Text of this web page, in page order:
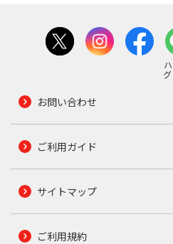
お問い合わせ
ご利用ガイド
サイトマップ
ご利用規約